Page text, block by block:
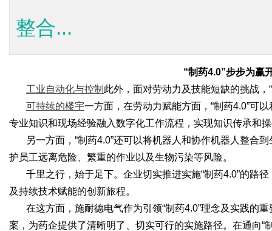
整合...
“制药4.0”步步为赢
工业自动化与控制 此外，面对劳动力及技能短缺的挑战，
可持续的楼宇一方面，在劳动力赋能方面， “制药4.0”可
专业知识和现场经验融入数字化工作流程，实现知识传承和
另一方面， “制药4.0”还可以将机器人和协作机器人整合
护员工远离危险、繁重的作业以及生物污染等风险。
千里之行，始于足下。企业切实推进实施“制药4.0”的路
及持续技术赋能的创新旅程。
在这方面，施耐德电气作为引领“制药4.0”理念及实践的
案，为药企提供了清晰明了、切实可行的实施路径。在通向